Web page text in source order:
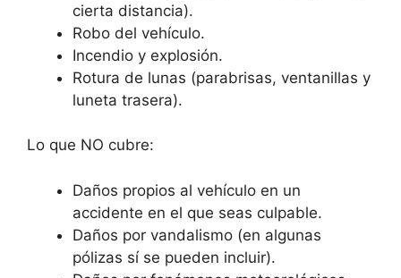
cierta distancia).
Robo del vehículo.
Incendio y explosión.
Rotura de lunas (parabrisas, ventanillas y
luneta trasera).
Lo que NO cubre:
Daños propios al vehículo en un
accidente en el que seas culpable.
Daños por vandalismo (en algunas
pólizas sí se pueden incluir).